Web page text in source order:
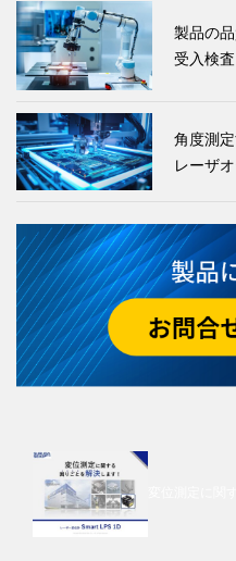
製品の
受入検
角度測
レーザ